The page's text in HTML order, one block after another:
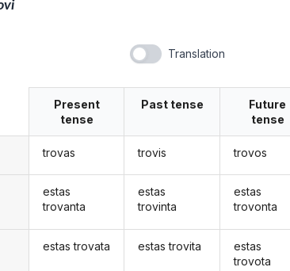
Translation
Present
tense
trovas
estas
trovanta
estas trovata
Past tense
trovis
estas
trovinta
estas trovita
Future
tense
trovos
estas
trovonta
estas
trovota